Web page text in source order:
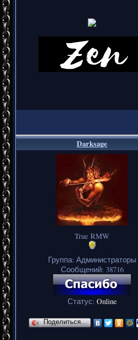
Darksage
True RMW
Группа: Администраторы
Сообщений: 38716
Статус: Online
Поделиться…